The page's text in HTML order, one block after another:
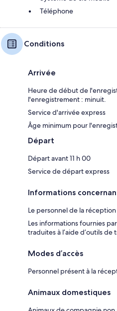
Téléphone
Conditions
Arrivée
Heure de début de
l'enregistrement : minuit.
Service d'arrivée express
Âge minimum pour
Départ
Départ avant 11 h 00
Service de départ express
Informations
Le personnel de la
Les informations fournies
traduites à l’aide d’outils
Modes d’accès
Personnel présent à la
Animaux domestiques